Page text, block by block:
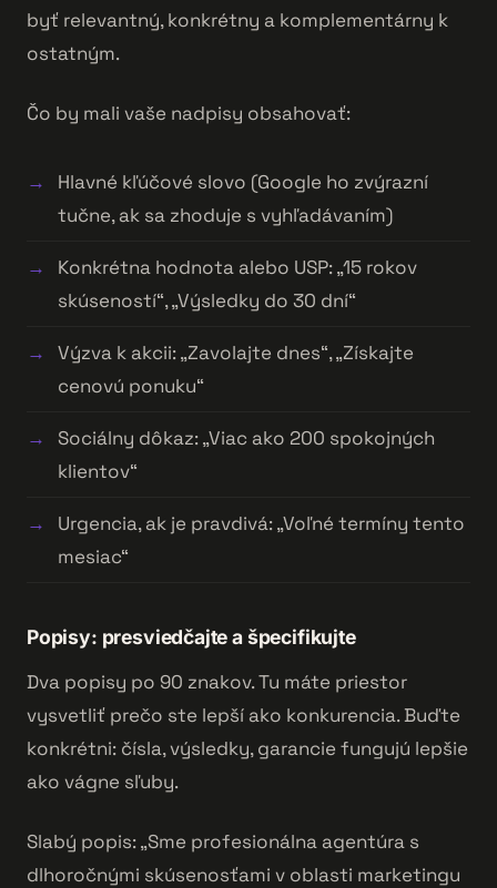
byť relevantný, konkrétny a komplementárny k
ostatným.
Čo by mali vaše nadpisy obsahovať:
Hlavné kľúčové slovo (Google ho zvýrazní
tučne, ak sa zhoduje s vyhľadávaním)
Konkrétna hodnota alebo USP: „15 rokov
skúseností“, „Výsledky do 30 dní“
Výzva k akcii: „Zavolajte dnes“, „Získajte
cenovú ponuku“
Sociálny dôkaz: „Viac ako 200 spokojných
klientov“
Urgencia, ak je pravdivá: „Voľné termíny tento
mesiac“
Popisy: presviedčajte a špecifikujte
Dva popisy po 90 znakov. Tu máte priestor
vysvetliť prečo ste lepší ako konkurencia. Buďte
konkrétni: čísla, výsledky, garancie fungujú lepšie
ako vágne sľuby.
Slabý popis: „Sme profesionálna agentúra s
dlhoročnými skúsenosťami v oblasti marketingu